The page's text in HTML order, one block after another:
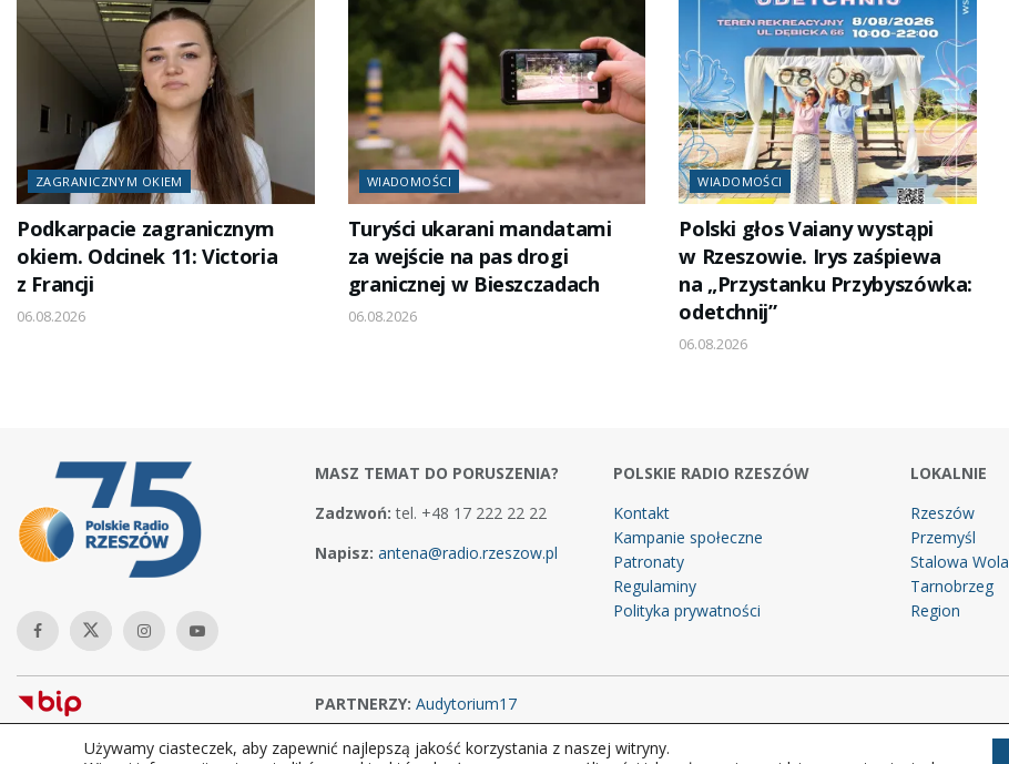
ZAGRANICZNYM OKIEM
Podkarpacie zagranicznym
okiem. Odcinek 11: Victoria
z Francji
06.08.2026
WIADOMOŚCI
Turyści ukarani mandatami
za wejście na pas drogi
granicznej w Bieszczadach
06.08.2026
WIADOMOŚCI
Polski głos Vaiany wystąpi
w Rzeszowie. Irys zaśpiewa
na „Przystanku Przybyszówka:
odetchnij”
06.08.2026
MASZ TEMAT DO PORUSZENIA?
Zadzwoń: tel. +48 17 222 22 22
Napisz: antena@radio.rzeszow.pl
POLSKIE RADIO RZESZÓW
Kontakt
Kampanie społeczne
Patronaty
Regulaminy
Polityka prywatności
LOKALNIE
Rzeszów
Przemyśl
Stalowa Wola
Tarnobrzeg
Region
PARTNERZY: Audytorium17
Copyright © 2026Polskie Radio Rzeszów S.A. w likwidacj. Wszelkie prawa zastrzeżone.
Używamy ciasteczek, aby zapewnić najlepszą jakość korzystania z naszej witryny.